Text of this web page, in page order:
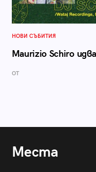
НОВИ СЪБИТИЯ
Maurizio Schiro
ОТ
Места